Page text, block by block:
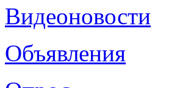
Видеоновости
Объявления